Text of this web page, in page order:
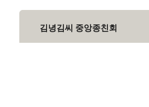
김녕김씨 중앙종친회